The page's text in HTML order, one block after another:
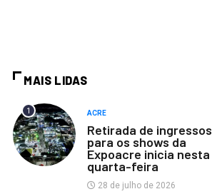
MAIS LIDAS
1 ACRE
Retirada de ingressos
para os shows da
Expoacre inicia nesta
quarta-feira
28 de julho de 2026